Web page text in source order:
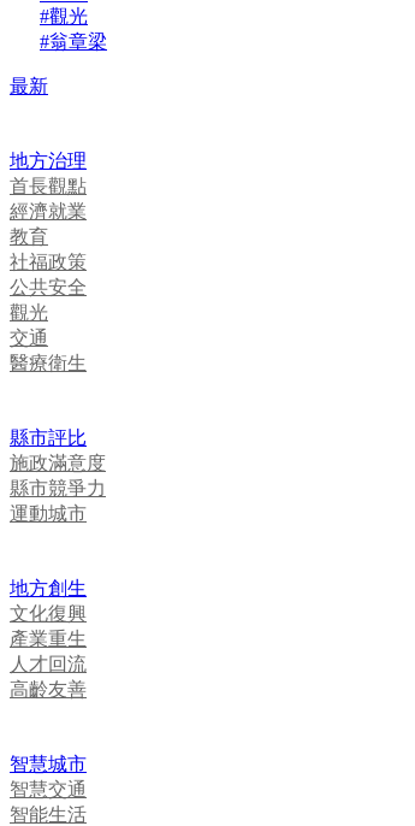
#觀光
#翁章梁
最新
地方治理
首長觀點
經濟就業
教育
社福政策
公共安全
觀光
交通
醫療衛生
縣市評比
施政滿意度
縣市競爭力
運動城市
地方創生
文化復興
產業重生
人才回流
高齡友善
智慧城市
智慧交通
智能生活